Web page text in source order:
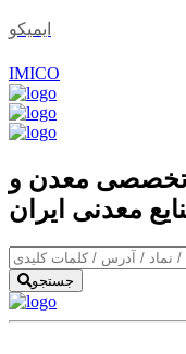
ایمیکو
IMICO
تخصصی معدن و
معدنی ایران
جستجو